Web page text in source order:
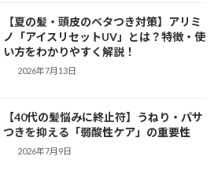
【夏の髪・頭皮のベタつき対策】アリミ
ノ「アイスリセットUV」とは？特徴・使
い方をわかりやすく解説！
2026年7月13日
【40代の髪悩みに終止符】うねり・パサ
つきを抑える「弱酸性ケア」の重要性
2026年7月9日